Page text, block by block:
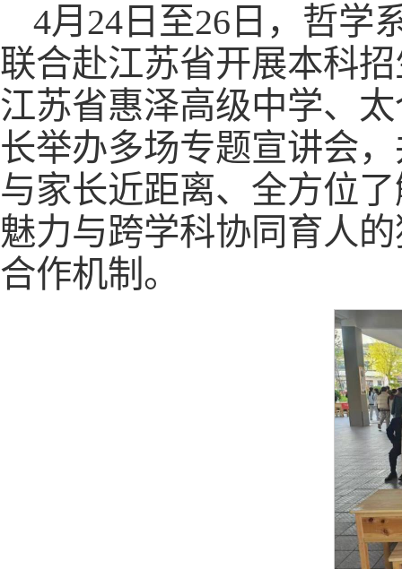
4月24日至26日，哲学
联合赴江苏省开展本科
江苏省惠泽高级中学、
长举办多场专题宣讲会
与家长近距离、全方位
魅力与跨学科协同育人
合作机制。